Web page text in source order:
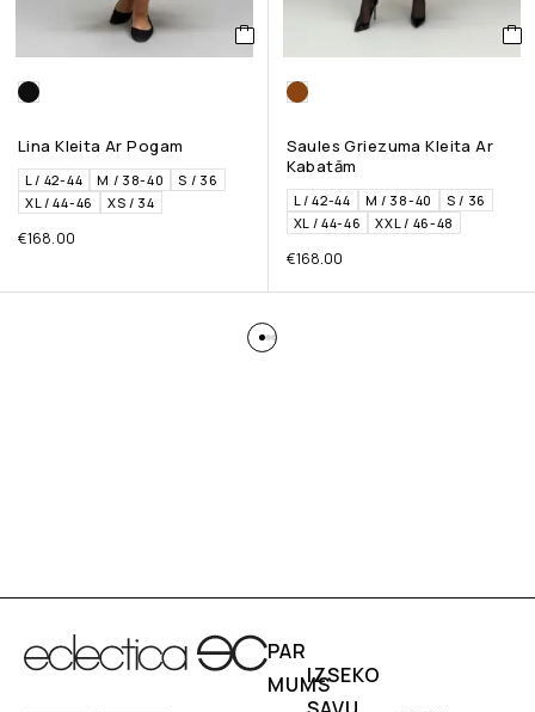
Lina Kleita Ar Pogam
L / 42-44 M / 38-40
S / 36
XL / 44-46
XS / 34
€168.00
Saules Griezuma Kleita Ar
Kabatām
L / 42-44 M / 38-40
S / 36
XL / 44-46
XXL / 46-48
€168.00
PAR
MUMSIZSEKO